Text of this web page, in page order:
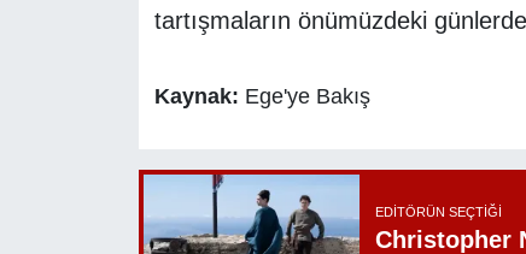
tartışmaların önümüzdeki
Kaynak: Ege'ye Bakış
EDITÖRÜN SEÇTIĞI
Christopher